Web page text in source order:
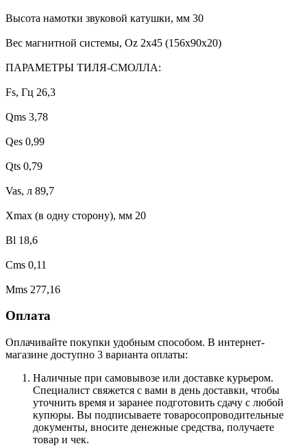
Высота намотки звуковой катушки, мм 30
Вес магнитной системы, Oz 2х45 (156х90х20)
ПАРАМЕТРЫ ТИЛЯ-СМОЛЛА:
Fs, Гц 26,3
Qms 3,78
Qes 0,99
Qts 0,79
Vas, л 89,7
Xmax (в одну сторону), мм 20
Bl 18,6
Cms 0,11
Mms 277,16
Оплата
Оплачивайте покупки удобным способом. В интернет-
магазине доступно 3 варианта оплаты:
Наличные при самовывозе или доставке курьером.
Специалист свяжется с вами в день доставки, чтобы
уточнить время и заранее подготовить сдачу с любой
купюры. Вы подписываете товаросопроводительные
документы, вносите денежные средства, получаете
товар и чек.